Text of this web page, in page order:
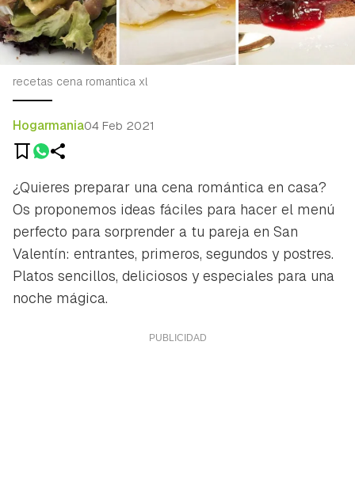
recetas cena romantica xl
Hogarmania04 Feb 2021
¿Quieres preparar una cena romántica en casa?
Os proponemos ideas fáciles para hacer el menú
perfecto para sorprender a tu pareja en San
Valentín: entrantes, primeros, segundos y postres.
Platos sencillos, deliciosos y especiales para una
noche mágica.